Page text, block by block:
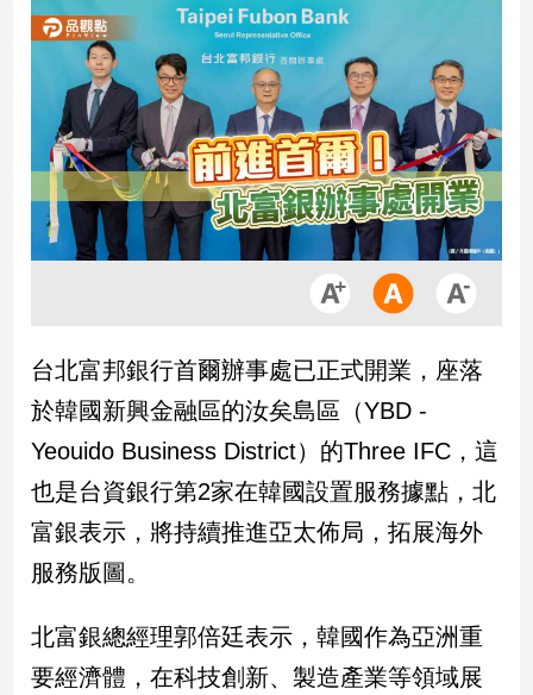
產
經/
地
產
品
政
治
政
治
焦
觀
民
調
國
台北富邦銀行首爾辦事處已正式開業，座落
於韓國新興金融區的汝矣島區（YBD -
Yeouido Business District）的Three IFC，這
也是台資銀行第2家在韓國設置服務據點，北
富銀表示，將持續推進亞太佈局，拓展海外
服務版圖。
北富銀總經理郭倍廷表示，韓國作為亞洲重
要經濟體，在科技創新、製造產業等領域展